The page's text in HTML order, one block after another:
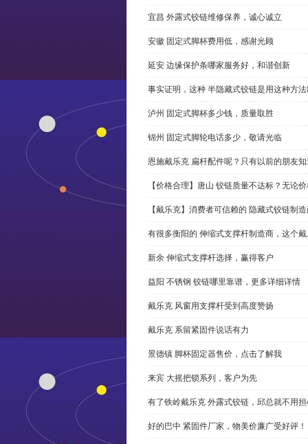
宜昌 外露式铰链维修保养，诚心诚立
安徽 固定式脚杯费用低，感谢光顾
延安 边缘保护条哪家服务好，和谐创新
事实证明，这种 半隐藏式铰链是用这种方
泸州 固定式脚杯多少钱，质量取胜
锦州 固定式脚轮电话多少，敬请光临
恩施戴乐克 扁杆配件呢？只有以前的朋友
【价格合理】唐山 铰链质量不达标？无论
【戴乐克】消费者可信赖的 隐藏式铰链制
有很多衡阳的 伸缩式支撑杆制造商，这个
新余 伸缩式支撑杆选择，赢得客户
益阳 不锈钢 铰链哪里靠谱，更多详细详情
戴乐克 风窗用支撑杆受到高度赞扬
戴乐克 系留紧固件说话有力
景德镇 脚杯固定器售价，点击了解我
来宾 大摇把锁系列，客户为先
有了铁岭戴乐克 外露式铰链，邱总就不用
好的巴中 紧固件厂家，物美价廉广受好评！